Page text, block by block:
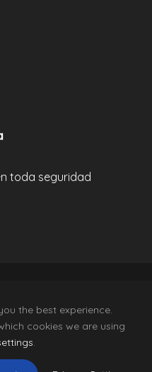
con antelación o puedo
de cancelación?
toda seguridad
the best experience.
cookies we are using
.
English( Inglés